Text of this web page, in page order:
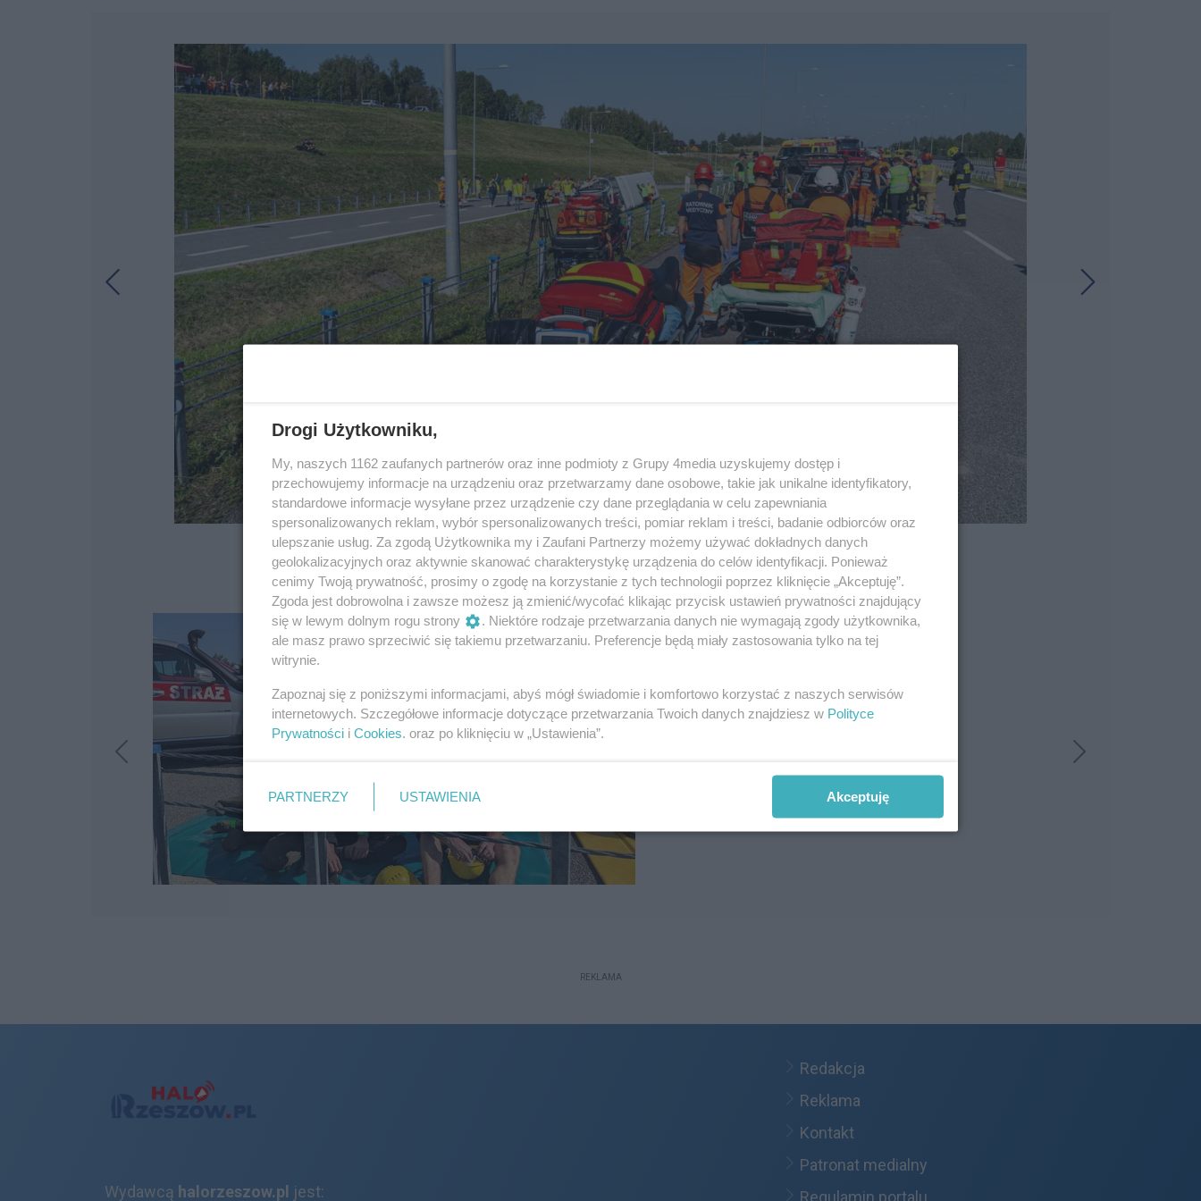
139 / 170
REKLAMA
Wydawcą halorzeszow.pl jest:
Redakcja
Reklama
Kontakt
Patronat medialny
Regulamin portalu
Drogi Użytkowniku,
My, naszych 1162 zaufanych partnerów oraz inne podmioty z Grupy 4media uzyskujemy dostęp i
przechowujemy informacje na urządzeniu oraz przetwarzamy dane osobowe, takie jak unikalne identyfikatory,
standardowe informacje wysyłane przez urządzenie czy dane przeglądania w celu zapewniania
spersonalizowanych reklam, wybór spersonalizowanych treści, pomiar reklam i treści, badanie odbiorców oraz
ulepszanie usług. Za zgodą Użytkownika my i Zaufani Partnerzy możemy używać dokładnych danych
geolokalizacyjnych oraz aktywnie skanować charakterystykę urządzenia do celów identyfikacji. Ponieważ
cenimy Twoją prywatność, prosimy o zgodę na korzystanie z tych technologii poprzez kliknięcie „Akceptuję”.
Zgoda jest dobrowolna i zawsze możesz ją zmienić/wycofać klikając przycisk ustawień prywatności znajdujący
się w lewym dolnym rogu strony
. Niektóre rodzaje przetwarzania danych nie wymagają zgody użytkownika,
ale masz prawo sprzeciwić się takiemu przetwarzaniu. Preferencje będą miały zastosowania tylko na tej
witrynie.
Zapoznaj się z poniższymi informacjami, abyś mógł świadomie i komfortowo korzystać z naszych serwisów
internetowych. Szczegółowe informacje dotyczące przetwarzania Twoich danych znajdziesz w Polityce
Prywatności i Cookies. oraz po kliknięciu w „Ustawienia”.
PARTNERZY USTAWIENIA Akceptuję